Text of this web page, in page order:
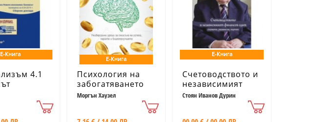
Е-Книга
4.1
Е-Книга
Психология на
забогатяването
Моргън Хаузел
Е-Книга
Счетоводството и
независимият
финансов одит -
размисли, оценки
Стоян Иванов Дурин